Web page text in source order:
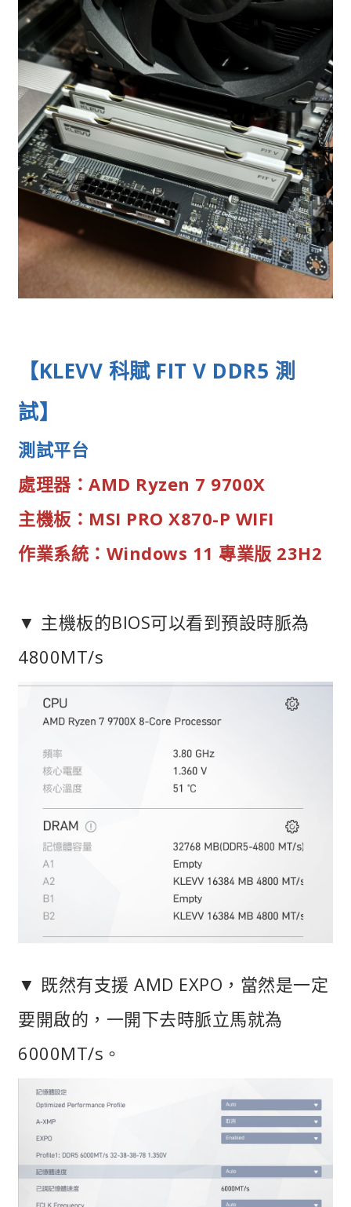
【KLEVV 科賦 FIT V DDR5 測
試】
測試平台
處理器：AMD Ryzen 7 9700X
主機板：MSI PRO X870-P WIFI
作業系統：Windows 11 專業版 23H2
▼ 主機板的BIOS可以看到預設時脈為
4800MT/s
▼ 既然有支援 AMD EXPO，當然是一定
要開啟的，一開下去時脈立馬就為
6000MT/s。